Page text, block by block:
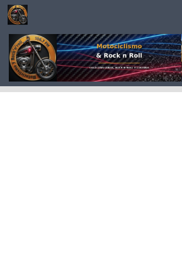
Saltar al contenido